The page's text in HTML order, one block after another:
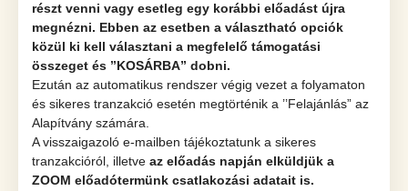
részt venni vagy esetleg egy korábbi előadást újra
megnézni. Ebben az esetben a választható opciók
közül ki kell választani a megfelelő támogatási
összeget és ’’KOSÁRBA” dobni.
Ezután az automatikus rendszer végig vezet a folyamaton
és sikeres tranzakció esetén megtörténik a ’’Felajánlás” az
Alapítvány számára.
A visszaigazoló e-mailben tájékoztatunk a sikeres
tranzakcióról, illetve az előadás napján elküldjük a
ZOOM előadótermünk csatlakozási adatait is.